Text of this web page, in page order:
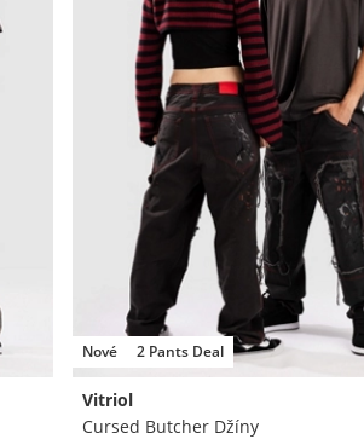
Nové 2 Pants Deal
Vitriol
Cursed Butcher Džíny